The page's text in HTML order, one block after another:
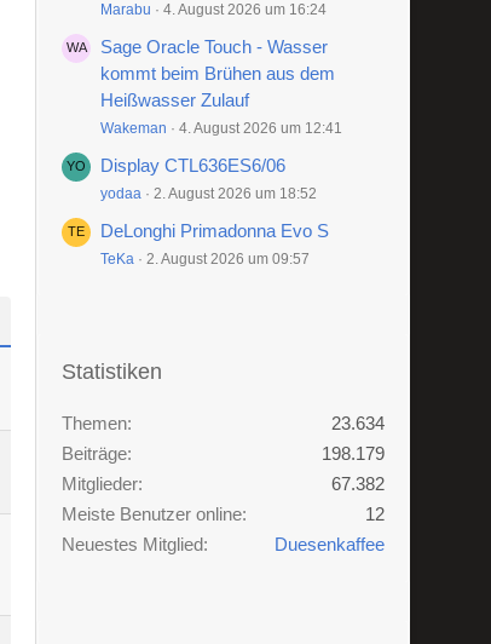
Marabu 4. August 2026 um 16:24
Sage Oracle Touch - Wasser
kommt beim Brühen aus dem
Heißwasser Zulauf
Wakeman 4. August 2026 um 12:41
Display CTL636ES6/06
yodaa 2. August 2026 um 18:52
DeLonghi Primadonna Evo S
TeKa 2. August 2026 um 09:57
Statistiken
Themen
23.634
Beiträge
198.179
Mitglieder
67.382
Meiste Benutzer online
12
Neuestes Mitglied
Duesenkaffee